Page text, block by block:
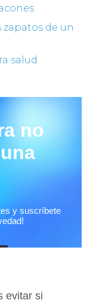
de un
salud
evitar si